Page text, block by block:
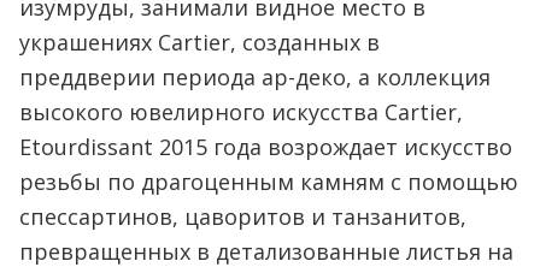
изумруды, занимали видное место в
украшениях Cartier, созданных в
преддверии периода ар-деко, а коллекция
высокого ювелирного искусства Cartier,
Etourdissant 2015 года возрождает искусство
резьбы по драгоценным камням с помощью
спессартинов, цаворитов и танзанитов,
превращенных в детализованные листья на